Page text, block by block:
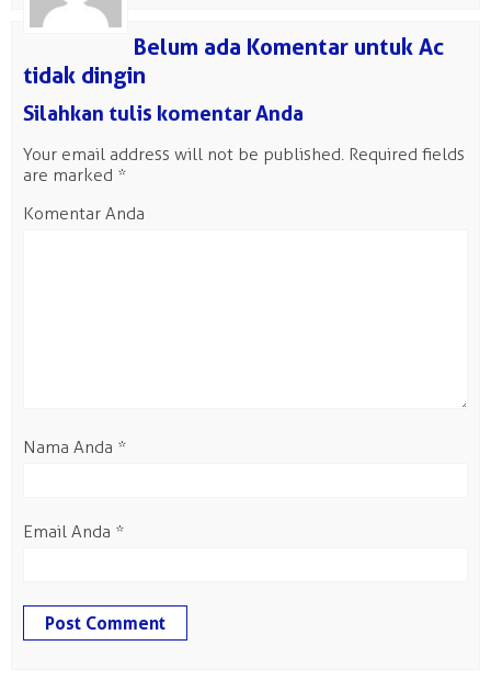
Belum ada Komentar untuk Ac
tidak dingin
Silahkan tulis komentar Anda
Your email address will not be published. Required fields
are marked *
Komentar Anda
Nama Anda *
Email Anda *